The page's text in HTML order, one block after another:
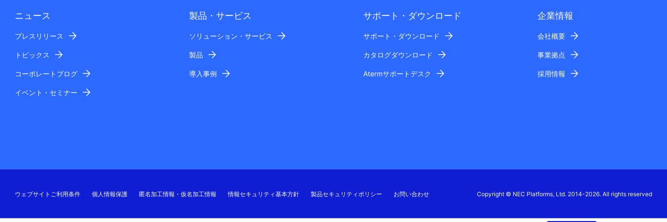
ニュース
プレスリリース
トピックス
コーポレートブログ
イベント・セミナー
製品・サービス
ソリューション・サービス
製品
導入事例
サポート・ダウンロード
サポート・ダウンロード
カタログダウンロード
Atermサポートデスク
企業情報
会社概要
事業拠点
採用情報
ウェブサイトご利用条件 個人情報保護 匿名加工情報・仮名加工情報 情報セキュリティ基本方針 製品セキュリティポリシー お問い合わせ Copyright © NEC Platforms, Ltd. 2014-2026. All rights reserved